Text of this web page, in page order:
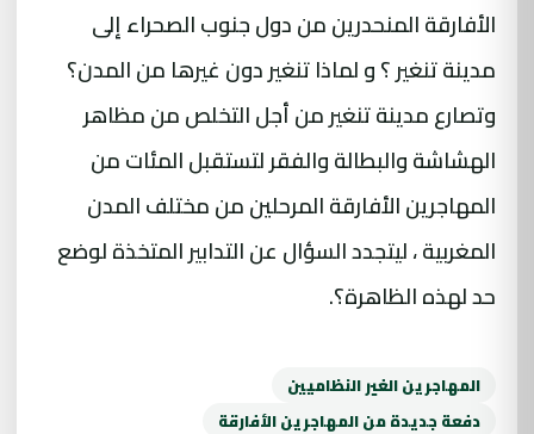
الأفارقة المنحدرين من دول جنوب الصحراء إلى
مدينة تنغير ؟ و لماذا تنغير دون غيرها من المدن؟
وتصارع مدينة تنغير من أجل التخلص من مظاهر
الهشاشة والبطالة والفقر لتستقبل المئات من
المهاجرين الأفارقة المرحلين من مختلف المدن
المغربية ، ليتجدد السؤال عن التدابير المتخذة لوضع
حد لهذه الظاهرة؟.
المهاجرين الغير النظاميين
دفعة جديدة من المهاجرين الأفارقة